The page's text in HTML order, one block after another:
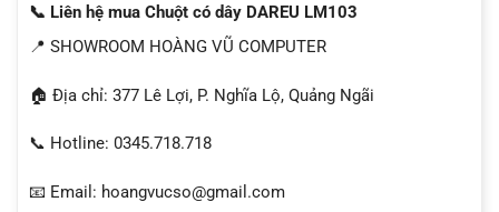
📞 Liên hệ mua Chuột có dây DAREU LM103
📍 SHOWROOM HOÀNG VŨ COMPUTER
🏠 Địa chỉ: 377 Lê Lợi, P. Nghĩa Lộ, Quảng Ngãi
📞 Hotline: 0345.718.718
📧 Email: hoangvucso@gmail.com